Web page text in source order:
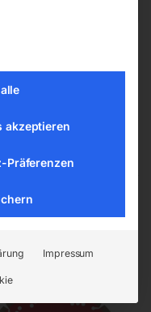
akzeptieren
Präferenzen
Impressum